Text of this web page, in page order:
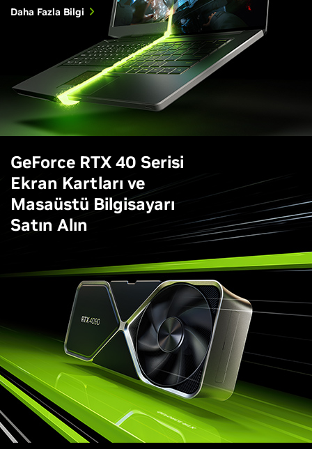
Daha Fazla Bilgi
GeForce RTX 40 Serisi
Ekran Kartları ve
Masaüstü Bilgisayarı
Satın Alın